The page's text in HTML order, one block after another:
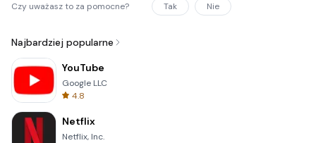
Czy uważasz to za pomocne? Tak Nie
Najbardziej popularne
YouTube
Google LLC
4.8
Netflix
Netflix, Inc.